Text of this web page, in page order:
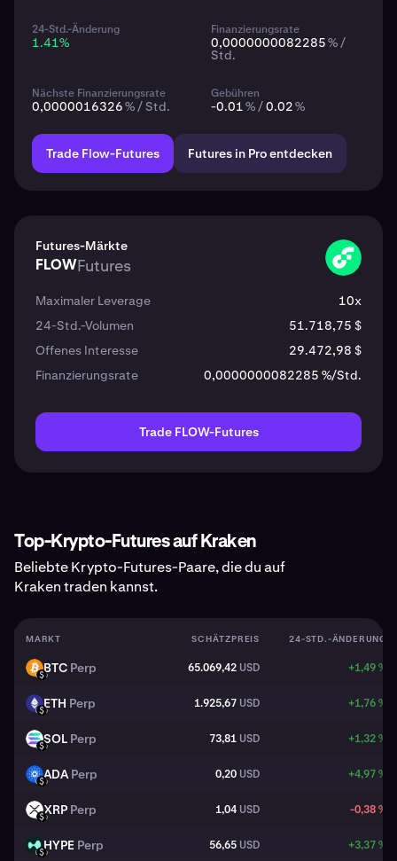
24-Std.-Änderung
1.41%
Finanzierungsrate
0,0000000082285% /
Std.
Nächste Finanzierungsrate
0,0000016326% / Std.
Gebühren
-0.01% /0.02%
Trade Flow-Futures Futures in Pro entdecken
Futures-Märkte
FLOWFutures FLOW
Maximaler Leverage
10x
24-Std.-Volumen
51.718,75 $
Offenes Interesse
29.472,98 $
Finanzierungsrate
0,0000000082285 %/Std.
Trade FLOW-Futures
Top-Krypto-Futures auf Kraken
Beliebte Krypto-Futures-Paare, die du auf
Kraken traden kannst.
MARKT SCHÄTZPREIS 24-STD.-ÄNDERUNG
BTC
USDBTC Perp 65.069,42 USD +1,49 %
ETH
USDETH Perp 1.925,67 USD +1,76 %
SOL
USDSOL Perp 73,81 USD +1,32 %
ADA
USDADAPerp 0,20 USD +4,97 %
XRP
USDXRP Perp 1,04 USD -0,38 %
HYPE
USDHYPE Perp 56,65 USD +3,37 %